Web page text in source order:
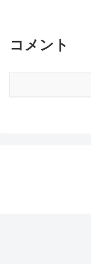
コメント